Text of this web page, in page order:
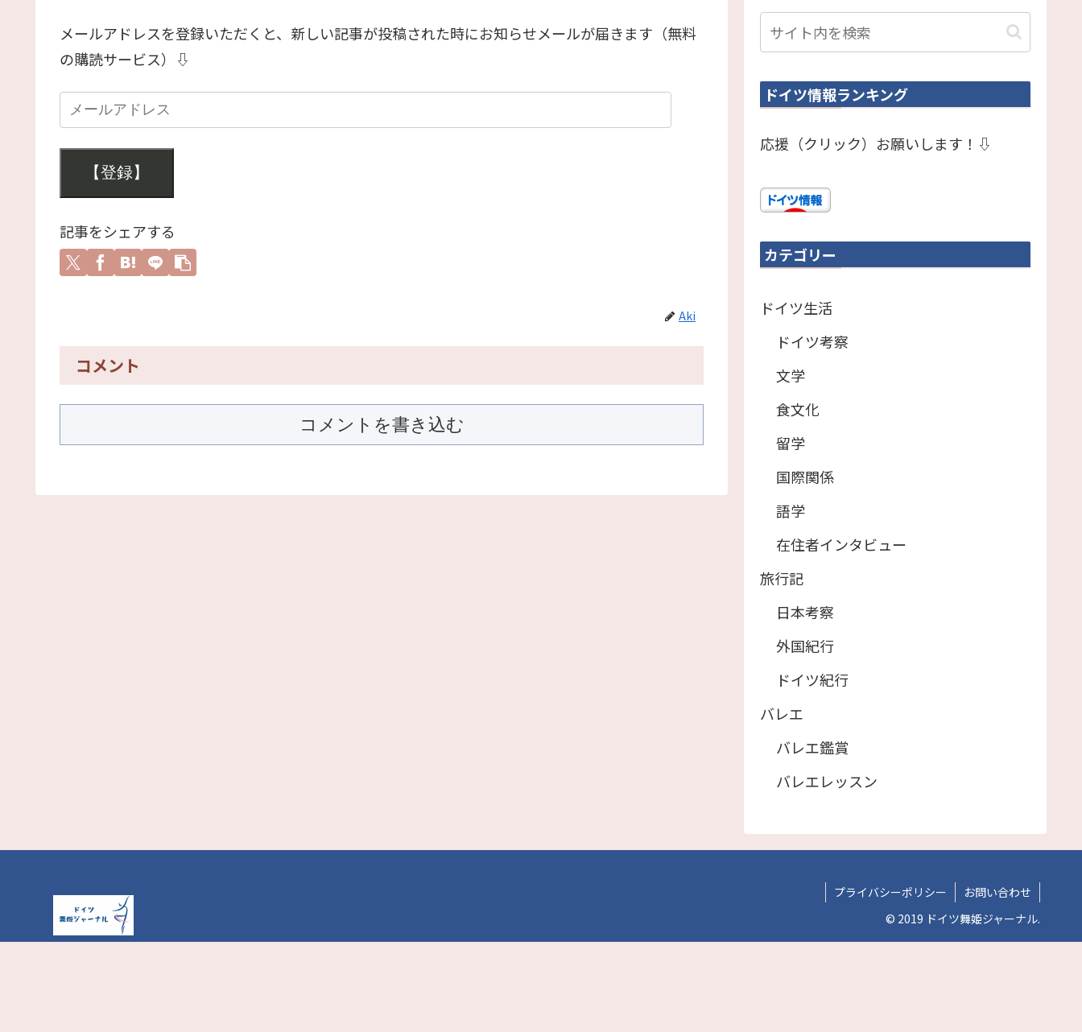
メールアドレスを登録いただくと、新しい記事が投稿された時にお知らせメールが届きます（無料
の購読サービス）⇩
【登録】
記事をシェアする
Aki
コメント
コメントを書き込む
ドイツ情報ランキング
応援（クリック）お願いします！⇩
カテゴリー
ドイツ生活
ドイツ考察
文学
食文化
留学
国際関係
語学
在住者インタビュー
旅行記
日本考察
外国紀行
ドイツ紀行
バレエ
バレエ鑑賞
バレエレッスン
プライバシーポリシー
お問い合わせ
© 2019 ドイツ舞姫ジャーナル.